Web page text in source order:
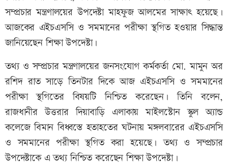
সম্প্রচার মন্ত্রণালয়ের উপদেষ্টা মাহফুজ আলমের সাক্ষাৎ হয়েছে।
আজকের এইচএসসি ও সমমানের পরীক্ষা স্থগিত হওয়ার সিদ্ধান্ত
জানিয়েছেন শিক্ষা উপদেষ্টা।
তথ্য ও সম্প্রচার মন্ত্রণালয়ের জনসংযোগ কর্মকর্তা মো. মামুন অর
রশিদ রাত সাড়ে তিনটার দিকে আজ এইচএসসি ও সমমানের
পরীক্ষা স্থগিতের বিষয়টি নিশ্চিত করেছেন। তিনি বলেন,
রাজধানীর উত্তরার দিয়াবাড়ি এলাকায় মাইলস্টোন স্কুল অ্যান্ড
কলেজে বিমান বিধ্বস্তে হতাহতের ঘটনায় মঙ্গলবারের এইচএসসি
ও সমমানের পরীক্ষা স্থগিত করা হয়েছে। তথ্য ও সম্প্রচার
উপদেষ্টাকে এ তথ্য নিশ্চিত করেছেন শিক্ষা উপদেষ্টা।